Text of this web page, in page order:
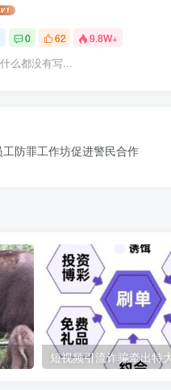
0 62 9.8W+
么都没有写...
防罪工作坊促进警民合作